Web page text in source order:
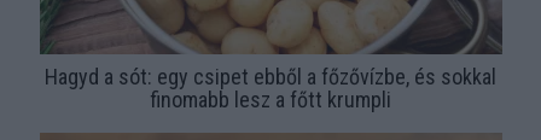
Hagyd a sót: egy csipet ebből a főzővízbe, és sokkal
finomabb lesz a főtt krumpli